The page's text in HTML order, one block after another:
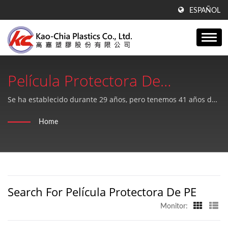
ESPAÑOL
Película Protectora De
PEBuscado | Fabricante De
Láminas De GPPS, Láminas De
Plastics Co., Ltd.
Se ha establecido durante 29 años, pero tenemos 41 años de
láminas de GPPS y tecnología de extrusión de láminas
Home
Search For Película Protectora De PE
Monitor: